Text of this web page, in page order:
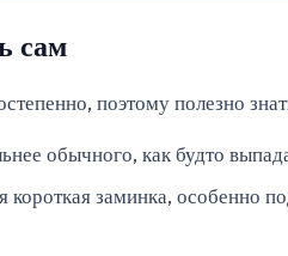
сам
поэтому полезно
обычного, как будто
короткая заминка, особенно